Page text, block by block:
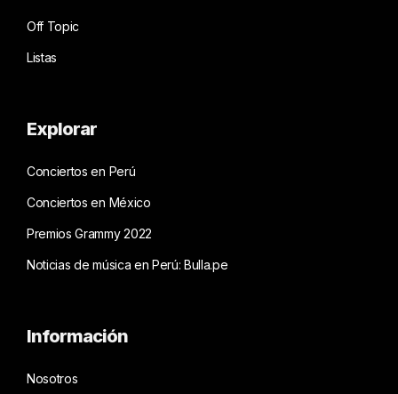
Off Topic
Listas
Explorar
Conciertos en Perú
Conciertos en México
Premios Grammy 2022
Noticias de música en Perú: Bulla.pe
Información
Nosotros